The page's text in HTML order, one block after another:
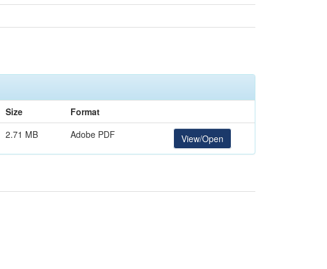
Size
Format
2.71 MB Adobe PDF View/Open